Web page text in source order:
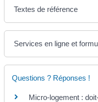
Textes de référence
Services en ligne et
Questions ? Réponses !
Micro-logement :